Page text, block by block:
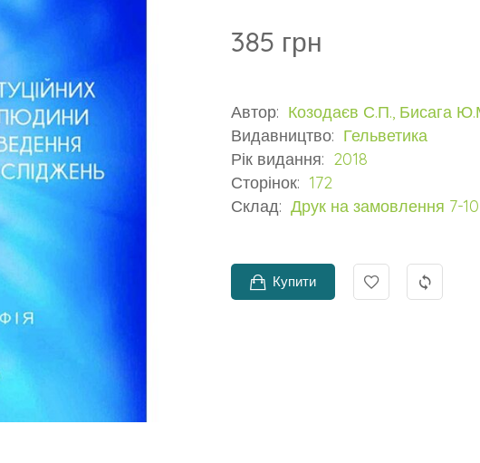
385 грн
Автор: Козодаєв С.П., Бисага
Видавництво: Гельветика
Рік видання: 2018
Сторінок: 172
Склад: Друк на замовлення 7-10
Купити